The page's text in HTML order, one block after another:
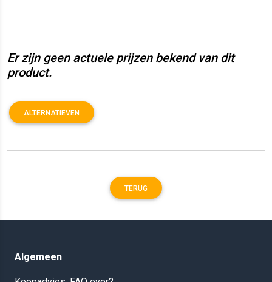
Er zijn geen actuele prijzen bekend van dit
product.
ALTERNATIEVEN
TERUG
Algemeen